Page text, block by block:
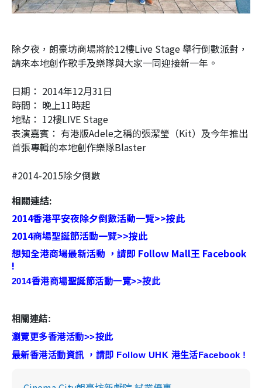
除夕夜，朗豪坊商場將於12樓Live Stage 舉行倒數派對，
請來本地創作歌手及樂隊與大家一同迎接新一年。
日期： 2014年12月31日
時間： 晚上11時起
地點： 12樓LIVE Stage
表演嘉賓： 有港版Adele之稱的張潔瑩（Kit）及今年推出
首張專輯的本地創作樂隊Blaster
#2014-2015除夕倒數
相關連結:
2014香港平安夜除夕倒數活動一覽>>按此
2014商場聖誕節活動一覽>>按此
想知全港商場最新活動 ，請即 Follow Mall王 Facebook
!
2014香港商場聖誕節活動一覽>>按此
相關連結:
瀏覽更多香港活動>>按此
最新香港活動資訊 ，請即 Follow UHK 港生活Facebook !